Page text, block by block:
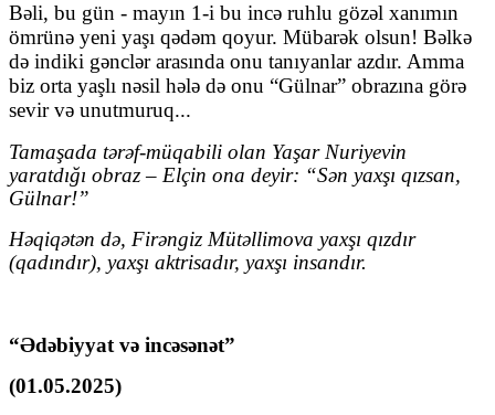
Bəli, bu gün - mayın 1-i bu incə ruhlu gözəl xanımın
ömrünə yeni yaşı qədəm qoyur. Mübarək olsun! Bəlkə
də indiki gənclər arasında onu tanıyanlar azdır. Amma
biz orta yaşlı nəsil hələ də onu “Gülnar” obrazına görə
sevir və unutmuruq...
Tamaşada tərəf-müqabili olan Yaşar Nuriyevin
yaratdığı obraz – Elçin ona deyir: “Sən yaxşı qızsan,
Gülnar!”
Həqiqətən də, Firəngiz Mütəllimova yaxşı qızdır
(qadındır), yaxşı aktrisadır, yaxşı insandır.
“Ədəbiyyat və incəsənət”
(01.05.2025)